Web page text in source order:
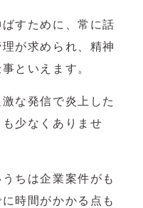
すために、常に話
が求められ、精神
といえます。
な発信で炎上した
少なくありませ
ちは企業案件がも
時間がかかる点も